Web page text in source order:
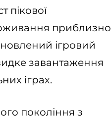
пікової
приблизно
ігровий
завантаження
іграх.
покоління з